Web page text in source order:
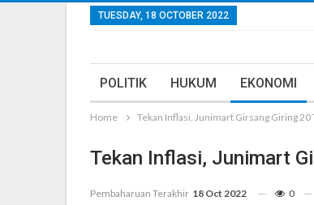
TUESDAY, 18 OCTOBER 2022
POLITIK HUKUM EKONOMI
Home Tekan Inflasi, Junimart Girsang Giring 20
Tekan Inflasi, Junimart
Pembaharuan Terakhir 18 Oct 2022 0